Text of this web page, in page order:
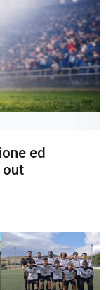
ed
out